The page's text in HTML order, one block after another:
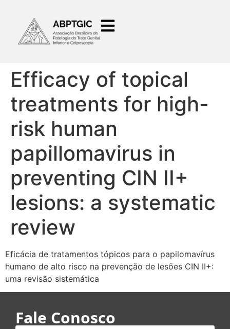
Efficacy of topical
treatments for high-
risk human
papillomavirus in
preventing CIN II+
lesions: a systematic
review
Eficácia de tratamentos tópicos para o papilomavírus
humano de alto risco na prevenção de lesões CIN II+:
uma revisão sistemática
Fale Conosco